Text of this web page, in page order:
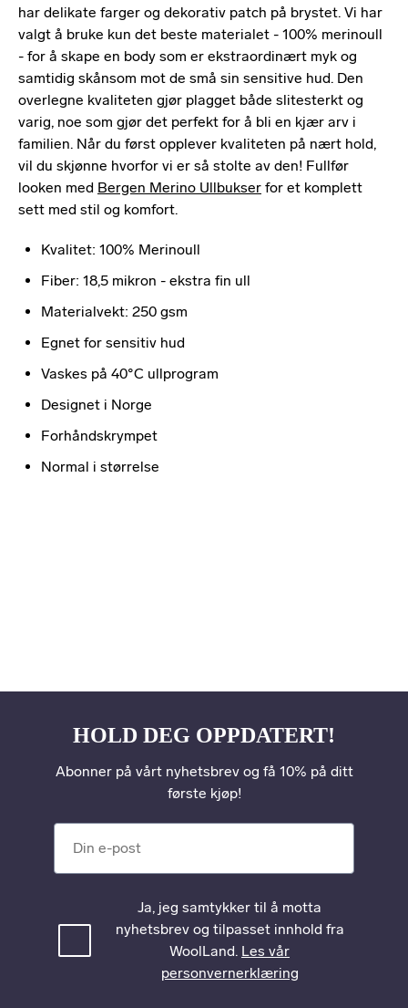
har delikate farger og dekorativ patch på brystet. Vi har
valgt å bruke kun det beste materialet - 100% merinoull
- for å skape en body som er ekstraordinært myk og
samtidig skånsom mot de små sin sensitive hud. Den
overlegne kvaliteten gjør plagget både slitesterkt og
varig, noe som gjør det perfekt for å bli en kjær arv i
familien. Når du først opplever kvaliteten på nært hold,
vil du skjønne hvorfor vi er så stolte av den! Fullfør
looken med Bergen Merino Ullbukser for et komplett
sett med stil og komfort.
Kvalitet: 100% Merinoull
Fiber: 18,5 mikron - ekstra fin ull
Materialvekt: 250 gsm
Egnet for sensitiv hud
Vaskes på 40°C ullprogram
Designet i Norge
Forhåndskrympet
Normal i størrelse
HOLD DEG OPPDATERT!
Abonner på vårt nyhetsbrev og få 10% på ditt
første kjøp!
Ja, jeg samtykker til å motta
nyhetsbrev og tilpasset innhold fra
WoolLand. Les vår
personvernerklæring